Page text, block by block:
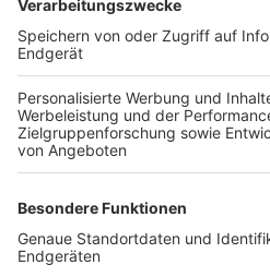
TOP-VEREINE
TOP-PARTNER